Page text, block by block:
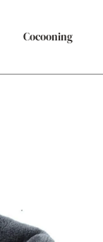
Cocooning